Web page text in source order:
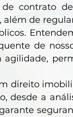
de contrato
de
de
agilidade,
direito
desde a